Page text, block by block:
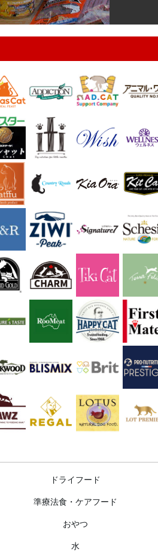
ドライフード
準療法食・ケアフード
おやつ
水